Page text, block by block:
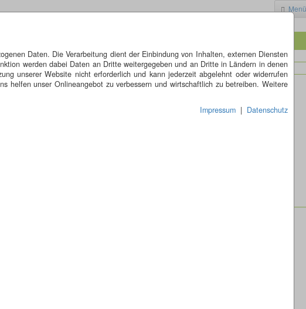
Daten. Die Verarbeitung dient der Einbindung von Inhalten, externen Diensten
werden dabei Daten an Dritte weitergegeben und an Dritte in Ländern in denen
unserer Website nicht erforderlich und kann jederzeit abgelehnt oder widerrufen
helfen unser Onlineangebot zu verbessern und wirtschaftlich zu betreiben. Weitere
Impressum | Datenschutz